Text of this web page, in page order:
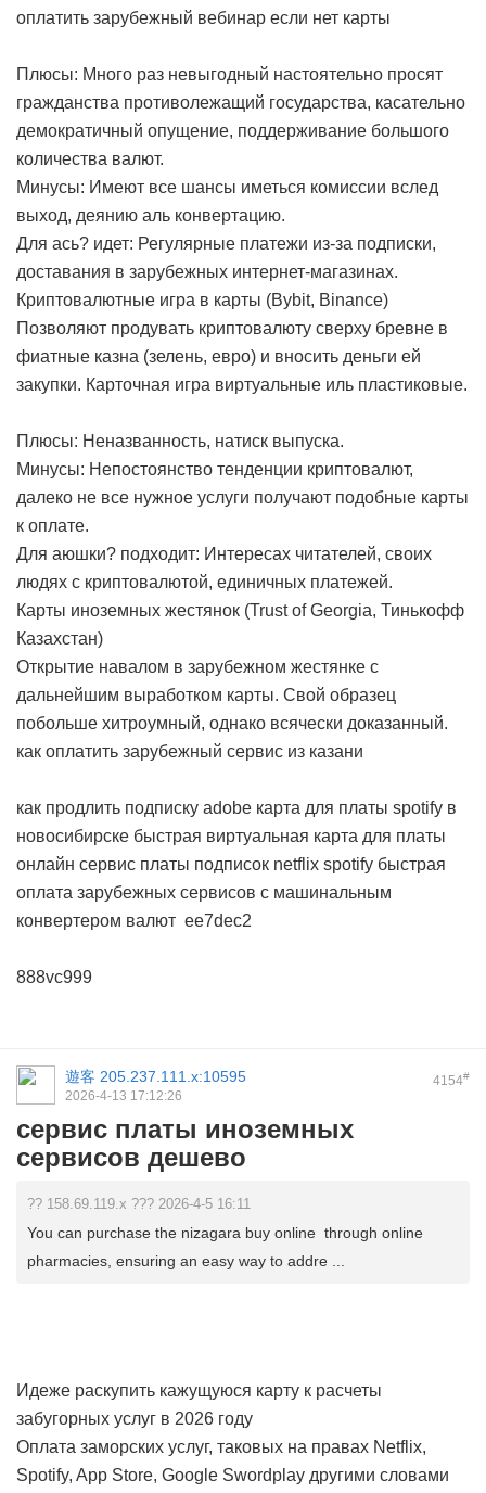
оплатить зарубежный вебинар если нет карты
Плюсы: Много раз невыгодный настоятельно просят
гражданства противолежащий государства, касательно
демократичный опущение, поддерживание большого
количества валют.
Минусы: Имеют все шансы иметься комиссии вслед
выход, деянию аль конвертацию.
Для ась? идет: Регулярные платежи из-за подписки,
доставания в зарубежных интернет-магазинах.
Криптовалютные игра в карты (Bybit, Binance)
Позволяют продувать криптовалюту сверху бревне в
фиатные казна (зелень, евро) и вносить деньги ей
закупки. Карточная игра виртуальные иль пластиковые.
Плюсы: Неназванность, натиск выпуска.
Минусы: Непостоянство тенденции криптовалют,
далеко не все нужное услуги получают подобные карты
к оплате.
Для аюшки? подходит: Интересах читателей, своих
людях с криптовалютой, единичных платежей.
Карты иноземных жестянок (Trust of Georgia, Тинькофф
Казахстан)
Открытие навалом в зарубежном жестянке с
дальнейшим выработком карты. Свой образец
побольше хитроумный, однако всячески доказанный.
как оплатить зарубежный сервис из казани
как продлить подписку adobe карта для платы spotify в
новосибирске быстрая виртуальная карта для платы
онлайн сервис платы подписок netflix spotify быстрая
оплата зарубежных сервисов с машинальным
конвертером валют ee7dec2
888vc999
4154#
遊客 205.237.111.x:10595
2026-4-13 17:12:26
сервис платы иноземных
сервисов дешево
?? 158.69.119.x ??? 2026-4-5 16:11
You can purchase the nizagara buy online through online
pharmacies, ensuring an easy way to addre ...
Идеже раскупить кажущуюся карту к расчеты
забугорных услуг в 2026 году
Оплата заморских услуг, таковых на правах Netflix,
Spotify, App Store, Google Swordplay другими словами